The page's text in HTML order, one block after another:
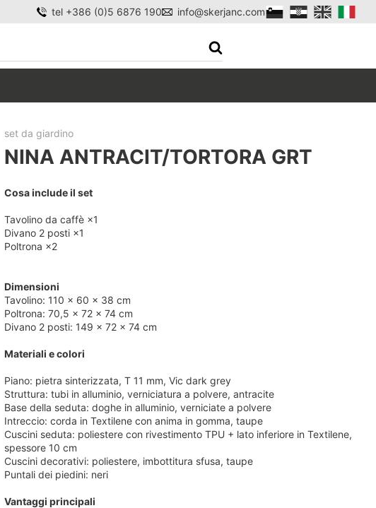
tel +386 (0)5 6876 190 info@skerjanc.com
set da giardino
NINA ANTRACIT/TORTORA GRT
Cosa include il set
Tavolino da caffè ×1
Divano 2 posti ×1
Poltrona ×2
Dimensioni
Tavolino: 110 × 60 × 38 cm
Poltrona: 70,5 × 72 × 74 cm
Divano 2 posti: 149 × 72 × 74 cm
Materiali e colori
Piano: pietra sinterizzata, T 11 mm, Vic dark grey
Struttura: tubi in alluminio, verniciatura a polvere, antracite
Base della seduta: doghe in alluminio, verniciate a polvere
Intreccio: corda in Textilene con anima in gomma, taupe
Cuscini seduta: poliestere con rivestimento TPU + lato inferiore in Textilene,
spessore 10 cm
Cuscini decorativi: poliestere, imbottitura sfusa, taupe
Puntali dei piedini: neri
Vantaggi principali